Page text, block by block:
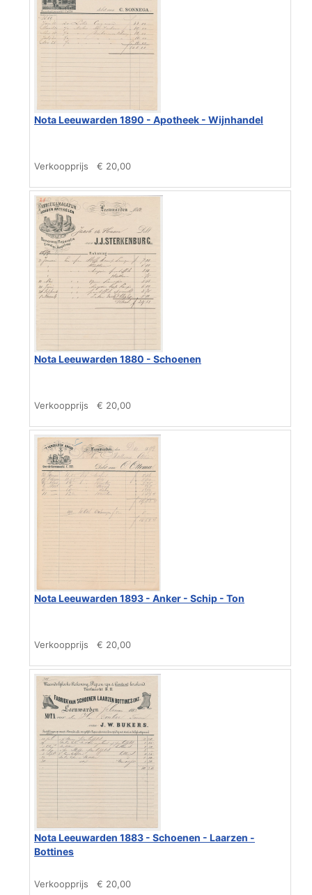
Nota Leeuwarden 1890 - Apotheek - Wijnhandel
Verkoopprijs € 20,00
Nota Leeuwarden 1880 - Schoenen
Verkoopprijs € 20,00
Nota Leeuwarden 1893 - Anker - Schip - Ton
Verkoopprijs € 20,00
Nota Leeuwarden 1883 - Schoenen - Laarzen -
Bottines
Verkoopprijs € 20,00